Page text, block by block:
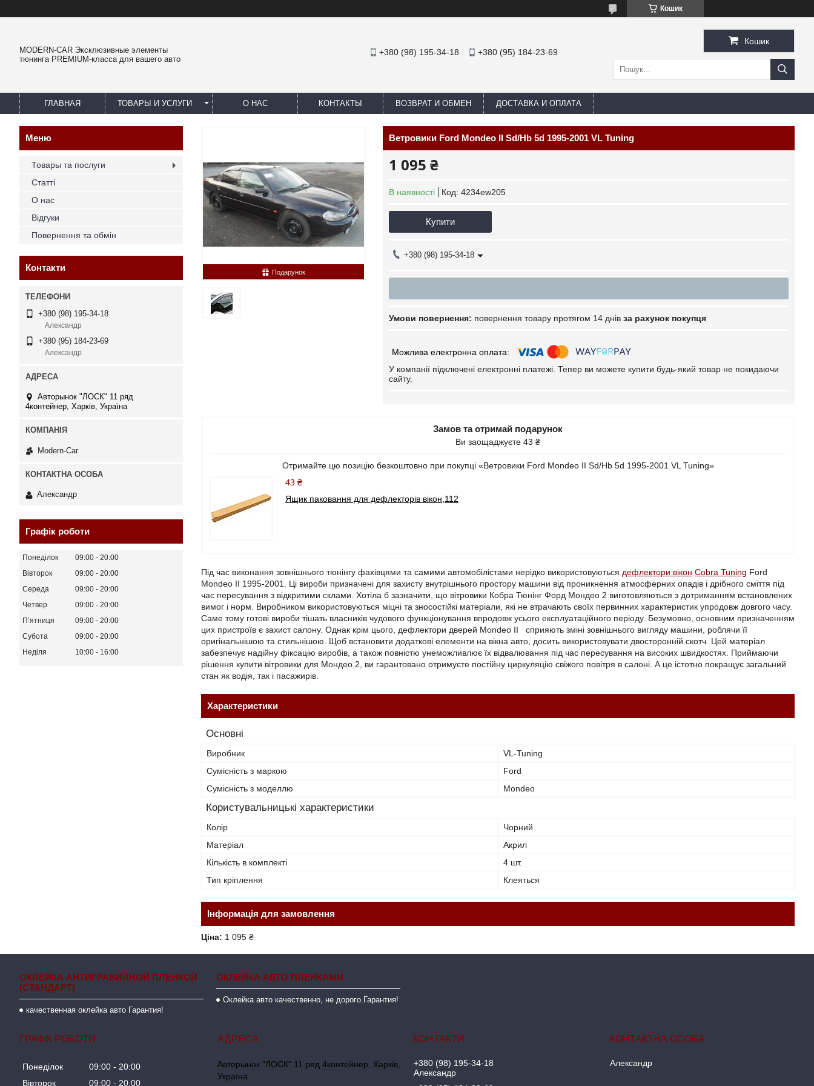
Кошик
MODERN-CAR Эксклюзивные элементы
тюнинга PREMIUM-класса для вашего авто
+380 (98) 195-34-18 +380 (95) 184-23-69
Кошик
ГЛАВНАЯ ТОВАРЫ И УСЛУГИ О НАС КОНТАКТЫ ВОЗВРАТ И ОБМЕН ДОСТАВКА И ОПЛАТА
Подарунок
Ветровики Ford Mondeo II Sd/Hb 5d 1995-2001 VL Tuning
1 095 ₴
В наявності Код: 4234ew205
Купити
+380 (98) 195-34-18
повернення товару протягом 14 днів за рахунок покупця
У компанії підключені електронні платежі. Тепер ви можете купити будь-який товар не покидаючи
сайту.
Замов та отримай подарунок
Ви заощаджуєте 43 ₴
Отримайте цю позицію безкоштовно при покупці «Ветровики Ford Mondeo II Sd/Hb 5d 1995-2001 VL Tuning»
43 ₴
Ящик паковання для дефлекторів вікон,112
Під час виконання зовнішнього тюнінгу фахівцями та самими автомобілістами нерідко використовуються дефлектори вікон Cobra Tuning Ford
Mondeo II 1995-2001. Ці вироби призначені для захисту внутрішнього простору машини від проникнення атмосферних опадів і дрібного сміття під
час пересування з відкритими склами. Хотіла б зазначити, що вітровики Кобра Тюнінг Форд Мондео 2 виготовляються з дотриманням встановлених
вимог і норм. Виробником використовуються міцні та зносостійкі матеріали, які не втрачають своїх первинних характеристик упродовж довгого часу.
Саме тому готові вироби тішать власників чудового функціонування впродовж усього експлуатаційного періоду. Безумовно, основним призначенням
цих пристроїв є захист салону. Однак крім цього, дефлектори дверей Mondeo II сприяють зміні зовнішнього вигляду машини, роблячи її
оригінальнішою та стильнішою. Щоб встановити додаткові елементи на вікна авто, досить використовувати двосторонній скотч. Цей матеріал
забезпечує надійну фіксацію виробів, а також повністю унеможливлює їх відвалювання під час пересування на високих швидкостях. Приймаючи
рішення купити вітровики для Мондео 2, ви гарантовано отримуєте постійну циркуляцію свіжого повітря в салоні. А це істотно покращує загальний
стан як водія, так і пасажирів.
Характеристики
Основні
Виробник
VL-Tuning
Сумісність з маркою
Ford
Сумісність з моделлю
Mondeo
Користувальницькі характеристики
Колір
Чорний
Матеріал
Акрил
Кількість в комплекті
4 шт.
Тип кріплення
Клеяться
Інформація для замовлення
Ціна: 1 095 ₴
Товары та послуги
Статті
О нас
Відгуки
Повернення та обмін
Контакти
+380 (98) 195-34-18
Александр
+380 (95) 184-23-69
Александр
Авторынок "ЛОСК" 11 ряд
4контейнер, Харків, Україна
Modern-Car
Александр
Графік роботи
Понеділок 09:00
20:00
Вівторок
09:00
20:00
Середа
09:00
20:00
Четвер
09:00
20:00
Пʼятниця
09:00
20:00
Субота
09:00
20:00
Неділя
10:00 16:00
ОКЛЕЙКА АНТИГРАВИЙНОЙ ПЛЕНКОЙ
(СТАНДАРТ)
качественная оклейка авто Гарантия!
ОКЛЕЙКА АВТО ПЛЕНКАМИ
Оклейка авто качественно, не дорого.Гарантия!
ГРАФІК РОБОТИ
Понеділок 09:00
20:00
Вівторок
09:00 20:00
Авторынок "ЛОСК" 11 ряд 4контейнер, Харків,
Україна
+380 (98) 195-34-18
Александр
Александр